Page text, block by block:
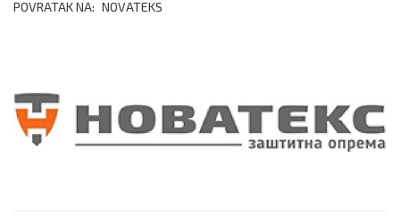
POVRATAK NA: NOVATEKS